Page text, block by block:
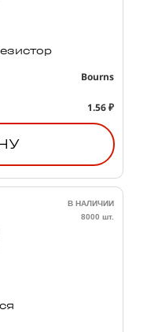
Bourns
1.56 ₽
В НАЛИЧИИ
8000 шт.